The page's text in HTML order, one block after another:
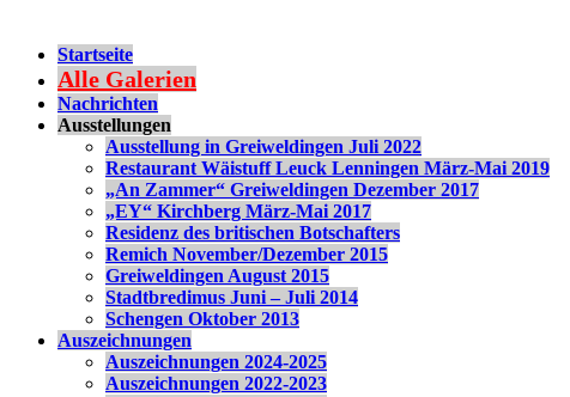
Startseite
Alle Galerien
Nachrichten
Ausstellungen
Ausstellung in Greiweldingen Juli 2022
Restaurant Wäistuff Leuck Lenningen März-Mai 2019
„An Zammer“ Greiweldingen Dezember 2017
„EY“ Kirchberg März-Mai 2017
Residenz des britischen Botschafters
Remich November/Dezember 2015
Greiweldingen August 2015
Stadtbredimus Juni – Juli 2014
Schengen Oktober 2013
Auszeichnungen
Auszeichnungen 2024-2025
Auszeichnungen 2022-2023